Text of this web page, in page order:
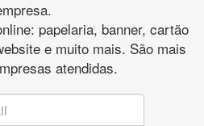
papelaria, banner, cartão
e muito mais. São mais
atendidas.